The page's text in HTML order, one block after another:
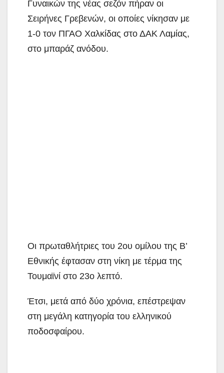
Γυναικών της νέας σεζόν πήραν οι
Σειρήνες Γρεβενών, οι οποίες νίκησαν με
1-0 τον ΠΓΑΟ Χαλκίδας στο ΔΑΚ Λαμίας,
στο μπαράζ ανόδου.
Οι πρωταθλήτριες του 2ου ομίλου της Β’
Εθνικής έφτασαν στη νίκη με τέρμα της
Τουμαϊνί στο 23ο λεπτό.
Έτσι, μετά από δύο χρόνια, επέστρεψαν
στη μεγάλη κατηγορία του ελληνικού
ποδοσφαίρου.